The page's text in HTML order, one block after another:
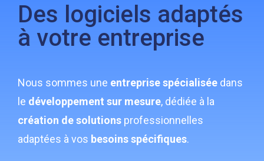
Des logiciels adaptés
à votre entreprise
Nous sommes une entreprise spécialisée dans
le développement sur mesure, dédiée à la
création de solutions professionnelles
adaptées à vos besoins spécifiques.